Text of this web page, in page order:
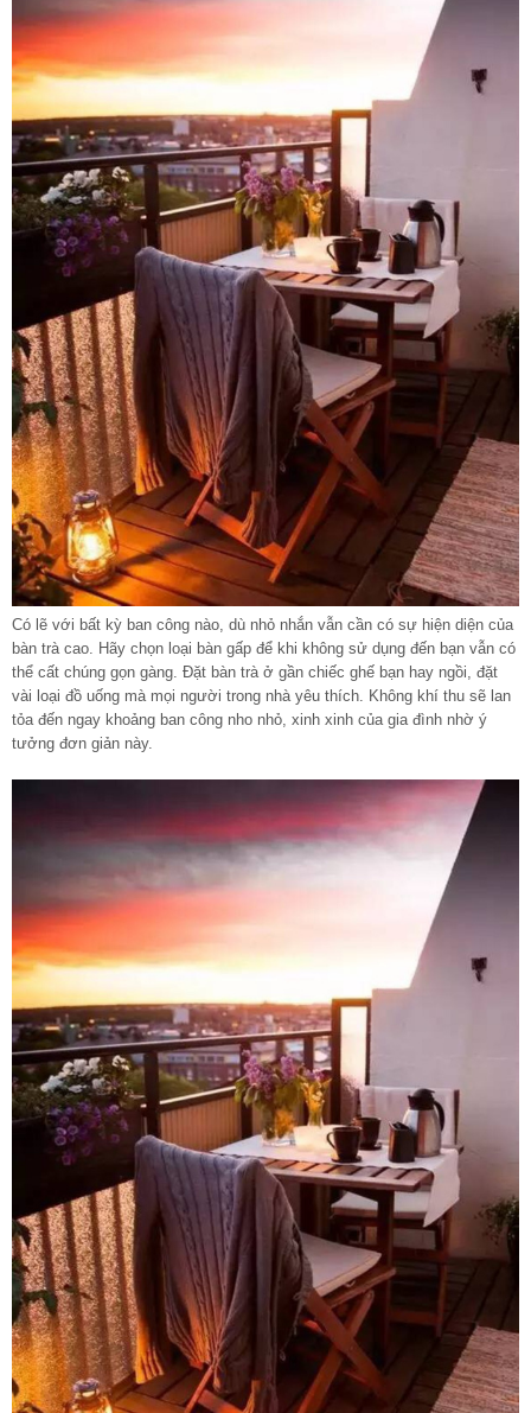
Có lẽ với bất kỳ ban công nào, dù nhỏ nhắn vẫn cần có sự hiện diện của
bàn trà cao. Hãy chọn loại bàn gấp để khi không sử dụng đến bạn vẫn có
thể cất chúng gọn gàng. Đặt bàn trà ở gần chiếc ghế bạn hay ngồi, đặt
vài loại đồ uống mà mọi người trong nhà yêu thích. Không khí thu sẽ lan
tỏa đến ngay khoảng ban công nho nhỏ, xinh xinh của gia đình nhờ ý
tưởng đơn giản này.